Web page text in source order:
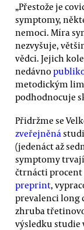
„Přestože je
symptomy,
nemoci. Míra
nezvyšuje,
vědci. Jejich
nedávno
metodickým
podhodnocuje
Přidržme se
zveřejněná
(jedenáct až
symptomy
čtrnácti procent
preprint,
prevalenci long
zhruba
výsledku studie